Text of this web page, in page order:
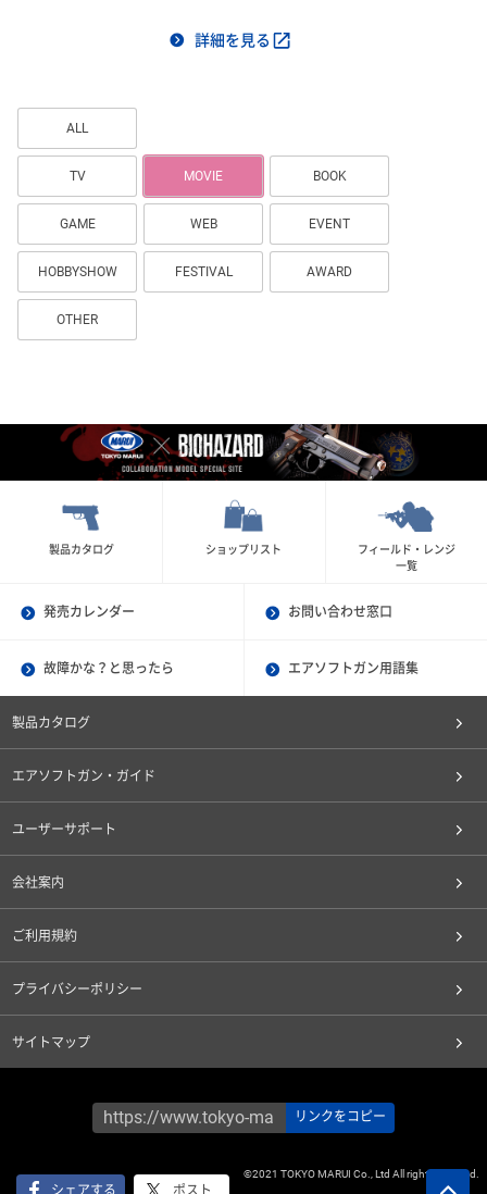
詳細を見る
ALL
TV MOVIE BOOK
GAME WEB EVENT
HOBBYSHOW FESTIVAL AWARD
OTHER
製品カタログ ショップリスト
フィールド・レンジ
一覧
発売カレンダー お問い合わせ窓口
故障かな？と思ったら エアソフトガン用語集
製品カタログ
エアソフトガン・ガイド
ユーザーサポート
会社案内
ご利用規約
プライバシーポリシー
サイトマップ
©2021 TOKYO MARUI Co., Ltd All rights reserved.
リンクをコピー
シェアする ポスト